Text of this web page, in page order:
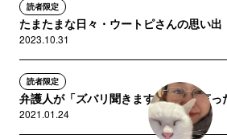
読者限定
たまたまな日々・ウートピさんの思い出
2023.10.31
読者限定
弁護人が「ズバリ聞きます！」って言っ
2021.01.24